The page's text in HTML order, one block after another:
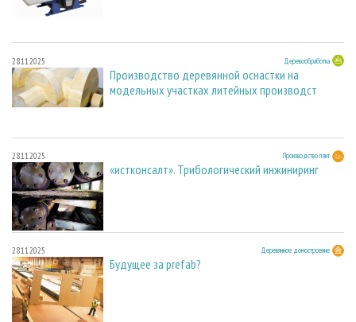
28.11.2025 Деревообработка
Производство деревянной оснастки на
модельных участках литейных производст
28.11.2025 Производство плит
«истконсалт». Трибологический инжиниринг
28.11.2025 Деревянное домостроение
Будущее за prefab?